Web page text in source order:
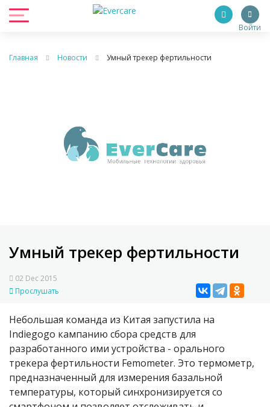
Войти
Главная Новости Умный трекер фертильности
Умный трекер фертильности
02 Dec 2015
Прослушать
Небольшая команда из Китая запустила на
Indiegogo кампанию сбора средств для
разработанного ими устройства - орального
трекера фертильности Femometer. Это термометр,
предназначенный для измерения базальной
температуры, который синхронизируется со